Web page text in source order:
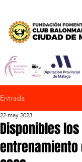
Entrada
Disponibles
22 may 2023